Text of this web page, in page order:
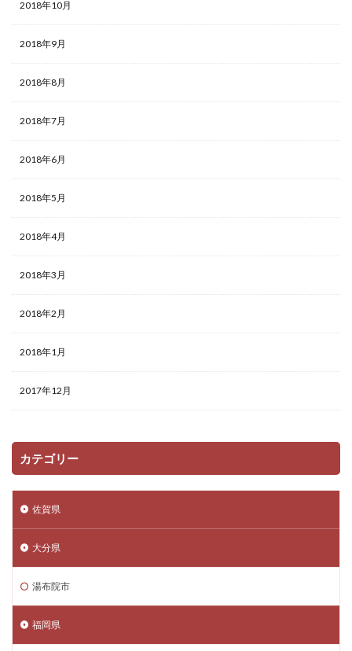
2018年10月
2018年9月
2018年8月
2018年7月
2018年6月
2018年5月
2018年4月
2018年3月
2018年2月
2018年1月
2017年12月
カテゴリー
佐賀県
大分県
湯布院市
福岡県